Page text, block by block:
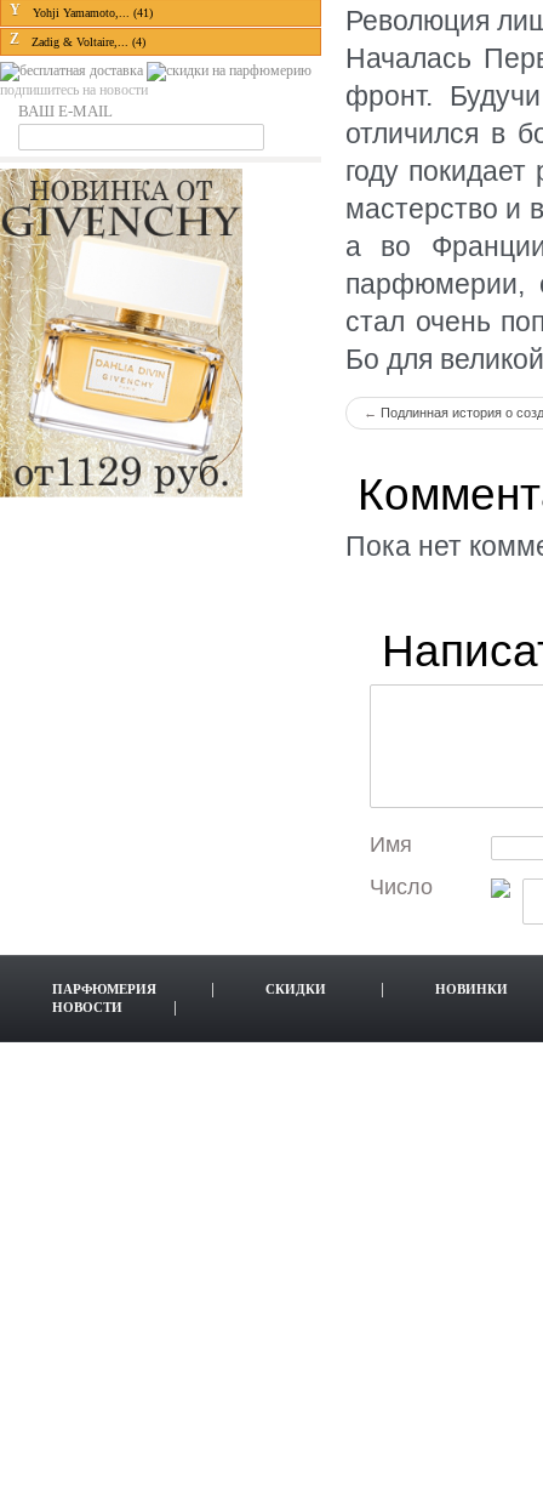
Y Yohji Yamamoto,... (41)
Z Zadig & Voltaire,... (4)
подпишитесь на новости
ВАШ E-MAIL
Революция
Началась
фронт.
отличился в
году
мастерство и
а во
парфюмерии,
стал очень
Бо для
← Подлинная история о
Пока нет
Имя
Число
ПАРФЮМЕРИЯ СКИДКИ
НОВИНКИ
НОВОСТИ